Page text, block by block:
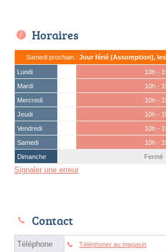
Horaires
Samedi prochain : Jour férié (Assomption),
Lundi
10h -
Mardi
10h -
Mercredi
10h -
Jeudi
10h -
Vendredi
10h -
Samedi
10h -
Dimanche
Fermé
Signaler une erreur
Contact
Téléphone Téléphoner au magasin